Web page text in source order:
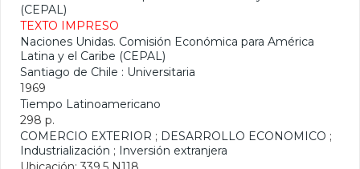
(CEPAL)
TEXTO IMPRESO
Naciones Unidas. Comisión Económica para América
Latina y el Caribe (CEPAL)
Santiago de Chile : Universitaria
1969
Tiempo Latinoamericano
298 p.
COMERCIO EXTERIOR ; DESARROLLO ECONOMICO ;
Industrialización ; Inversión extranjera